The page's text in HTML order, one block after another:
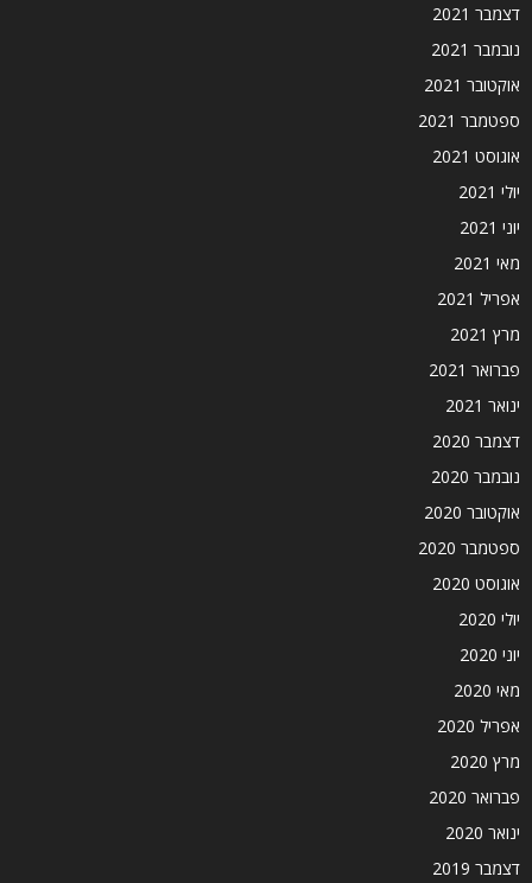
דצמבר 2021
נובמבר 2021
אוקטובר 2021
ספטמבר 2021
אוגוסט 2021
יולי 2021
יוני 2021
מאי 2021
אפריל 2021
מרץ 2021
פברואר 2021
ינואר 2021
דצמבר 2020
נובמבר 2020
אוקטובר 2020
ספטמבר 2020
אוגוסט 2020
יולי 2020
יוני 2020
מאי 2020
אפריל 2020
מרץ 2020
פברואר 2020
ינואר 2020
דצמבר 2019